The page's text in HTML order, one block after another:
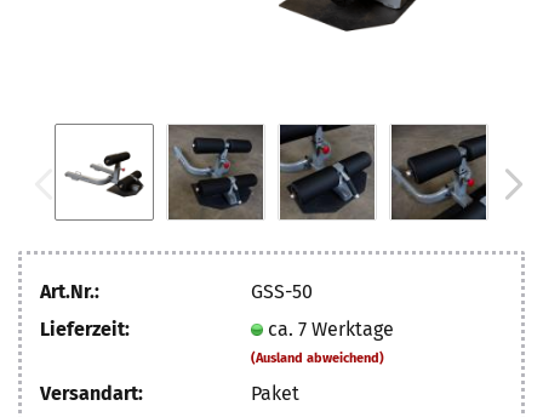
Art.Nr.:
GSS-50
Lieferzeit:
ca. 7 Werktage
(Ausland abweichend)
Versandart:
Paket